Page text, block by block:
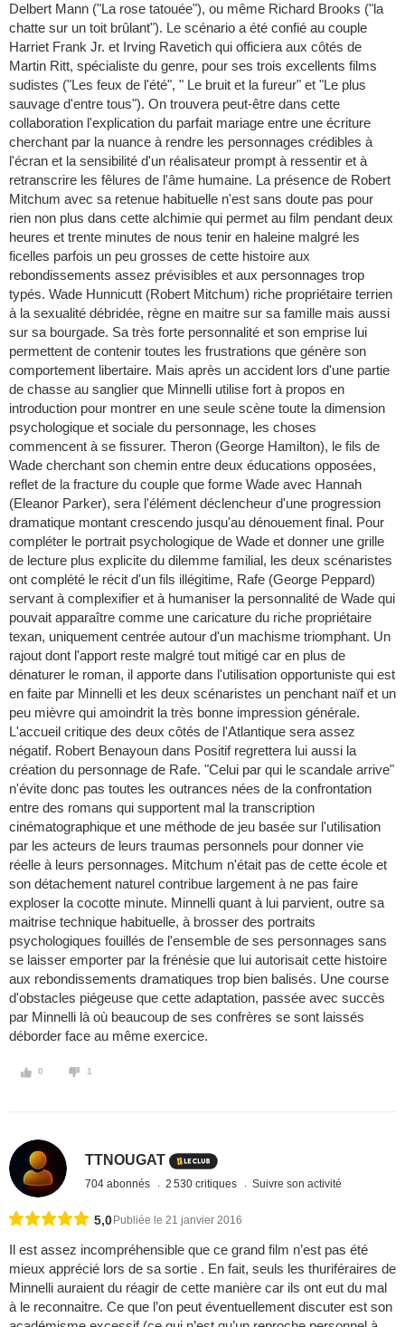
Delbert Mann ("La rose tatouée"), ou même Richard Brooks ("la
chatte sur un toit brûlant"). Le scénario a été confié au couple
Harriet Frank Jr. et Irving Ravetich qui officiera aux côtés de
Martin Ritt, spécialiste du genre, pour ses trois excellents films
sudistes ("Les feux de l'été", " Le bruit et la fureur" et "Le plus
sauvage d'entre tous"). On trouvera peut-être dans cette
collaboration l'explication du parfait mariage entre une écriture
cherchant par la nuance à rendre les personnages crédibles à
l'écran et la sensibilité d'un réalisateur prompt à ressentir et à
retranscrire les fêlures de l'âme humaine. La présence de Robert
Mitchum avec sa retenue habituelle n'est sans doute pas pour
rien non plus dans cette alchimie qui permet au film pendant deux
heures et trente minutes de nous tenir en haleine malgré les
ficelles parfois un peu grosses de cette histoire aux
rebondissements assez prévisibles et aux personnages trop
typés. Wade Hunnicutt (Robert Mitchum) riche propriétaire terrien
à la sexualité débridée, règne en maitre sur sa famille mais aussi
sur sa bourgade. Sa très forte personnalité et son emprise lui
permettent de contenir toutes les frustrations que génère son
comportement libertaire. Mais après un accident lors d'une partie
de chasse au sanglier que Minnelli utilise fort à propos en
introduction pour montrer en une seule scène toute la dimension
psychologique et sociale du personnage, les choses
commencent à se fissurer. Theron (George Hamilton), le fils de
Wade cherchant son chemin entre deux éducations opposées,
reflet de la fracture du couple que forme Wade avec Hannah
(Eleanor Parker), sera l'élément déclencheur d'une progression
dramatique montant crescendo jusqu'au dénouement final. Pour
compléter le portrait psychologique de Wade et donner une grille
de lecture plus explicite du dilemme familial, les deux scénaristes
ont complété le récit d'un fils illégitime, Rafe (George Peppard)
servant à complexifier et à humaniser la personnalité de Wade qui
pouvait apparaître comme une caricature du riche propriétaire
texan, uniquement centrée autour d'un machisme triomphant. Un
rajout dont l'apport reste malgré tout mitigé car en plus de
dénaturer le roman, il apporte dans l'utilisation opportuniste qui est
en faite par Minnelli et les deux scénaristes un penchant naïf et un
peu mièvre qui amoindrit la très bonne impression générale.
L'accueil critique des deux côtés de l'Atlantique sera assez
négatif. Robert Benayoun dans Positif regrettera lui aussi la
création du personnage de Rafe. "Celui par qui le scandale arrive"
n'évite donc pas toutes les outrances nées de la confrontation
entre des romans qui supportent mal la transcription
cinématographique et une méthode de jeu basée sur l'utilisation
par les acteurs de leurs traumas personnels pour donner vie
réelle à leurs personnages. Mitchum n'était pas de cette école et
son détachement naturel contribue largement à ne pas faire
exploser la cocotte minute. Minnelli quant à lui parvient, outre sa
maitrise technique habituelle, à brosser des portraits
psychologiques fouillés de l'ensemble de ses personnages sans
se laisser emporter par la frénésie que lui autorisait cette histoire
aux rebondissements dramatiques trop bien balisés. Une course
d'obstacles piégeuse que cette adaptation, passée avec succès
par Minnelli là où beaucoup de ses confrères se sont laissés
déborder face au même exercice.
0 1
TTNOUGAT
704 abonnés 2 530 critiques Suivre son activité
5,0 Publiée le 21 janvier 2016
Il est assez incompréhensible que ce grand film n’est pas été
mieux apprécié lors de sa sortie . En fait, seuls les thuriféraires de
Minnelli auraient du réagir de cette manière car ils ont eut du mal
à le reconnaitre. Ce que l’on peut éventuellement discuter est son